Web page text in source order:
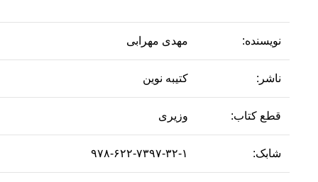
نویسنده: مهدی مهرابی
ناشر: کتیبه نوین
قطع کتاب: وزیری
شابک: ۹۷۸-۶۲۲-۷۳۹۷-۳۲-۱